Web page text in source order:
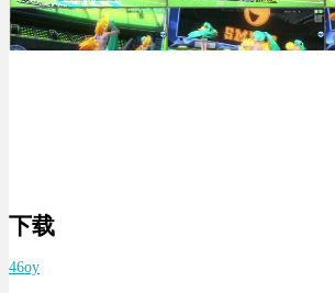
下载
46oy